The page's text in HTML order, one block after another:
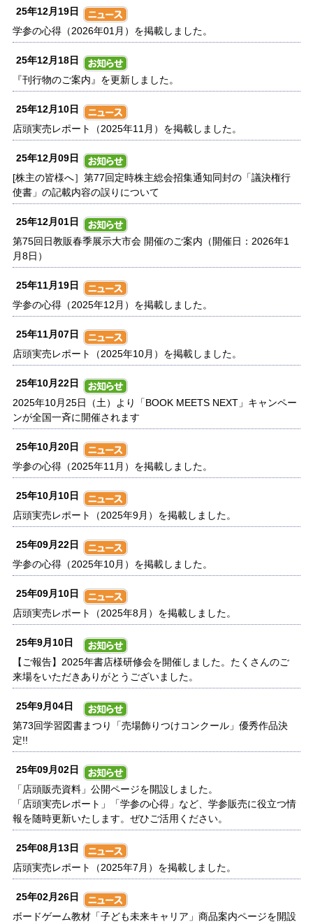
25年12月19日
学参の心得（2026年01月）を掲載しました。
25年12月18日
『刊行物のご案内』を更新しました。
25年12月10日
店頭実売レポート（2025年11月）を掲載しました。
25年12月09日
[株主の皆様へ］第77回定時株主総会招集通知同封の「議決権行
使書」の記載内容の誤りについて
25年12月01日
第75回日教販春季展示大市会 開催のご案内（開催日：2026年1
月8日）
25年11月19日
学参の心得（2025年12月）を掲載しました。
25年11月07日
店頭実売レポート（2025年10月）を掲載しました。
25年10月22日
2025年10月25日（土）より「BOOK MEETS NEXT」キャンペー
ンが全国一斉に開催されます
25年10月20日
学参の心得（2025年11月）を掲載しました。
25年10月10日
店頭実売レポート（2025年9月）を掲載しました。
25年09月22日
学参の心得（2025年10月）を掲載しました。
25年09月10日
店頭実売レポート（2025年8月）を掲載しました。
25年9月10日
【ご報告】2025年書店様研修会を開催しました。たくさんのご
来場をいただきありがとうございました。
25年9月04日
第73回学習図書まつり「売場飾りつけコンクール」優秀作品決
定!!
25年09月02日
「店頭販売資料」公開ページを開設しました。
「店頭実売レポート」「学参の心得」など、学参販売に役立つ情
報を随時更新いたします。ぜひご活用ください。
25年08月13日
店頭実売レポート（2025年7月）を掲載しました。
25年02月26日
ボードゲーム教材「子ども未来キャリア」商品案内ページを開設